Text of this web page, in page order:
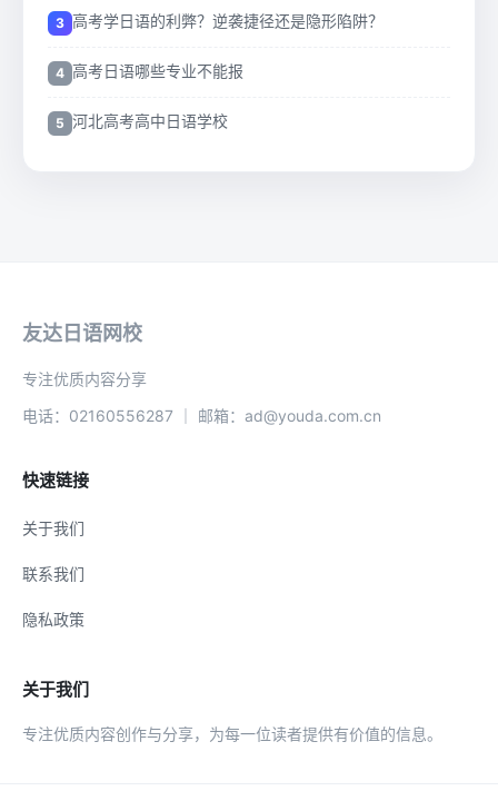
高考学日语的利弊？逆袭捷径还是隐形陷阱？
高考日语哪些专业不能报
河北高考高中日语学校
友达日语网校
专注优质内容分享
电话：02160556287 ｜ 邮箱：ad@youda.com.cn
快速链接
关于我们
联系我们
隐私政策
关于我们
专注优质内容创作与分享，为每一位读者提供有价值的信息。